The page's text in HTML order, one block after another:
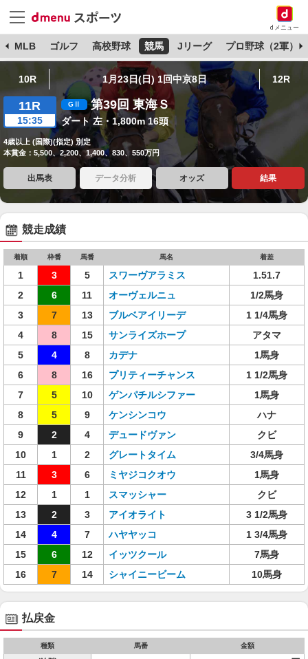
dメニュー
MLB ゴルフ 高校野球 競馬 Jリーグ プロ野球（2軍）
10R 1月23日(日) 1回中京8日 12R
11R
15:35
第39回 東海Ｓ
ダート 左・1,800m 16頭
4歳以上 (国際)(指定) 別定
本賞金：5,500、2,200、1,400、830、550万円
出馬表 データ分析 オッズ 結果
競走成績
着順 枠番 馬番 馬名 着差
1 3 5 スワーヴアラミス
1.51.7
2
6 11 オーヴェルニュ
1/2馬身
3
7 13 ブルベアイリーデ
1 1/4馬身
4
8 15 サンライズホープ
アタマ
5
4 8 カデナ
1馬身
6
8 16 プリティーチャンス
1 1/2馬身
7
5 10 ゲンパチルシファー
1馬身
8
5 9 ケンシンコウ
ハナ
9
2 4 デュードヴァン
クビ
10
1 2 グレートタイム
3/4馬身
11
3 6 ミヤジコクオウ
1馬身
12
1 1 スマッシャー
クビ
13
2 3 アイオライト
3 1/2馬身
14
4 7 ハヤヤッコ
1 3/4馬身
15
6 12 イッツクール
7馬身
16
7 14 シャイニービーム 10馬身
払戻金
種類 馬番 金額